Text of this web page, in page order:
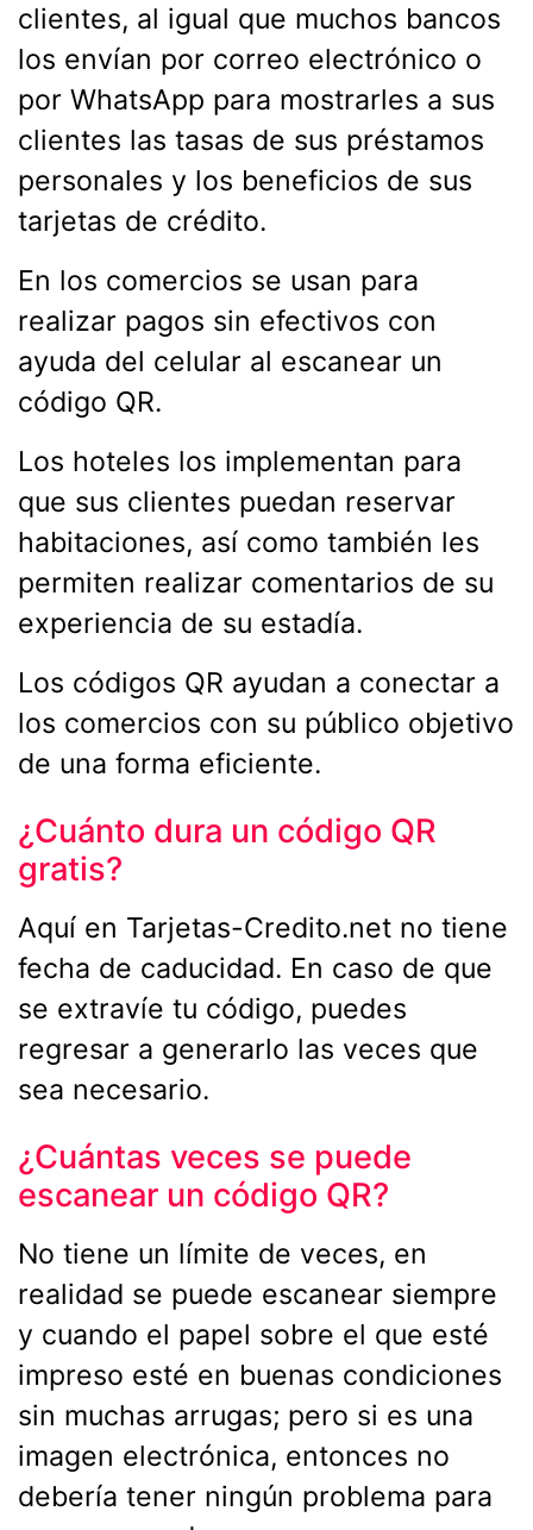
clientes, al igual que muchos bancos
los envían por correo electrónico o
por WhatsApp para mostrarles a sus
clientes las tasas de sus préstamos
personales y los beneficios de sus
tarjetas de crédito.
En los comercios se usan para
realizar pagos sin efectivos con
ayuda del celular al escanear un
código QR.
Los hoteles los implementan para
que sus clientes puedan reservar
habitaciones, así como también les
permiten realizar comentarios de su
experiencia de su estadía.
Los códigos QR ayudan a conectar a
los comercios con su público objetivo
de una forma eficiente.
¿Cuánto dura un código QR
gratis?
Aquí en Tarjetas-Credito.net no tiene
fecha de caducidad. En caso de que
se extravíe tu código, puedes
regresar a generarlo las veces que
sea necesario.
¿Cuántas veces se puede
escanear un código QR?
No tiene un límite de veces, en
realidad se puede escanear siempre
y cuando el papel sobre el que esté
impreso esté en buenas condiciones
sin muchas arrugas; pero si es una
imagen electrónica, entonces no
debería tener ningún problema para